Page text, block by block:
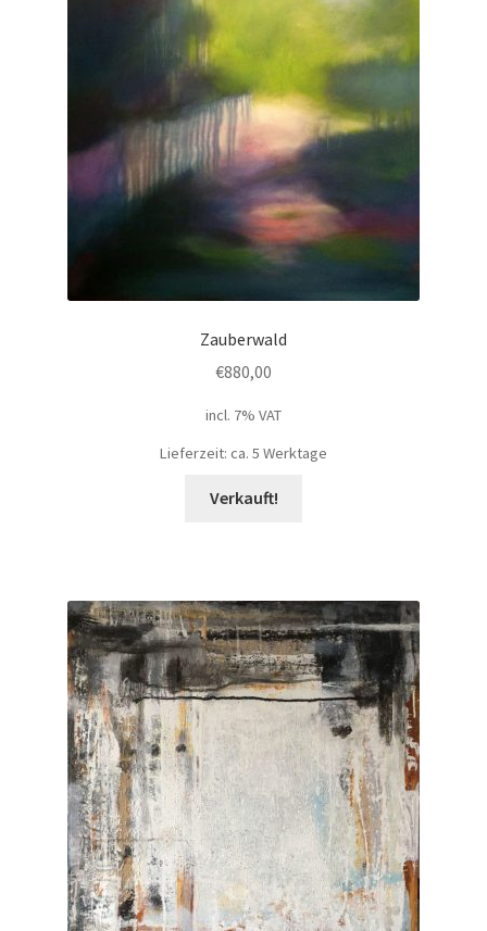
Zauberwald
€880,00
incl. 7% VAT
Lieferzeit: ca. 5 Werktage
Verkauft!